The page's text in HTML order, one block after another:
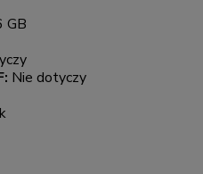
GB
Nie dotyczy